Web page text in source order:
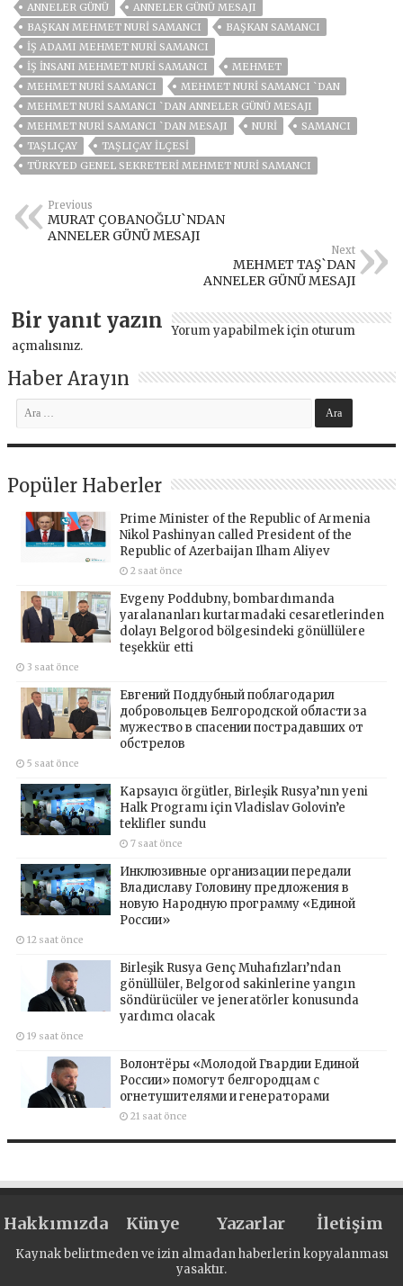
ANNELER GÜNÜ
ANNELER GÜNÜ MESAJI
BAŞKAN MEHMET NURI SAMANCI
BAŞKAN SAMANCI
IŞ ADAMI MEHMET NURI SAMANCI
IŞ INSANI MEHMET NURI SAMANCI
MEHMET
MEHMET NURİ SAMANCI
MEHMET NURİ SAMANCI `DAN
MEHMET NURİ SAMANCI `DAN ANNELER GÜNÜ MESAJI
MEHMET NURİ SAMANCI `DAN MESAJI
NURI
SAMANCI
TAŞLIÇAY
TAŞLIÇAY ILÇESI
TÜRKYED GENEL SEKRETERI MEHMET NURI SAMANCI
Previous
MURAT ÇOBANOĞLU`NDAN
ANNELER GÜNÜ MESAJI
Next
MEHMET TAŞ`DAN
ANNELER GÜNÜ MESAJI
Bir yanıt yazın Yorum yapabilmek için oturum
açmalısınız.
Haber Arayın
Popüler Haberler
Prime Minister of the Republic of Armenia
Nikol Pashinyan called President of the
Republic of Azerbaijan Ilham Aliyev
2 saat önce
Evgeny Poddubny, bombardımanda
yaralananları kurtarmadaki cesaretlerinden
dolayı Belgorod bölgesindeki gönüllülere
teşekkür etti
3 saat önce
Евгений Поддубный поблагодарил
добровольцев Белгородской области за
мужество в спасении пострадавших от
обстрелов
5 saat önce
Kapsayıcı örgütler, Birleşik Rusya’nın yeni
Halk Programı için Vladislav Golovin’e
teklifler sundu
7 saat önce
Инклюзивные организации передали
Владиславу Головину предложения в
новую Народную программу «Единой
России»
12 saat önce
Birleşik Rusya Genç Muhafızları’ndan
gönüllüler, Belgorod sakinlerine yangın
söndürücüler ve jeneratörler konusunda
yardımcı olacak
19 saat önce
Волонтёры «Молодой Гвардии Единой
России» помогут белгородцам с
огнетушителями и генераторами
21 saat önce
Hakkımızda Künye Yazarlar İletişim
Kaynak belirtmeden ve izin almadan haberlerin kopyalanması
yasaktır.